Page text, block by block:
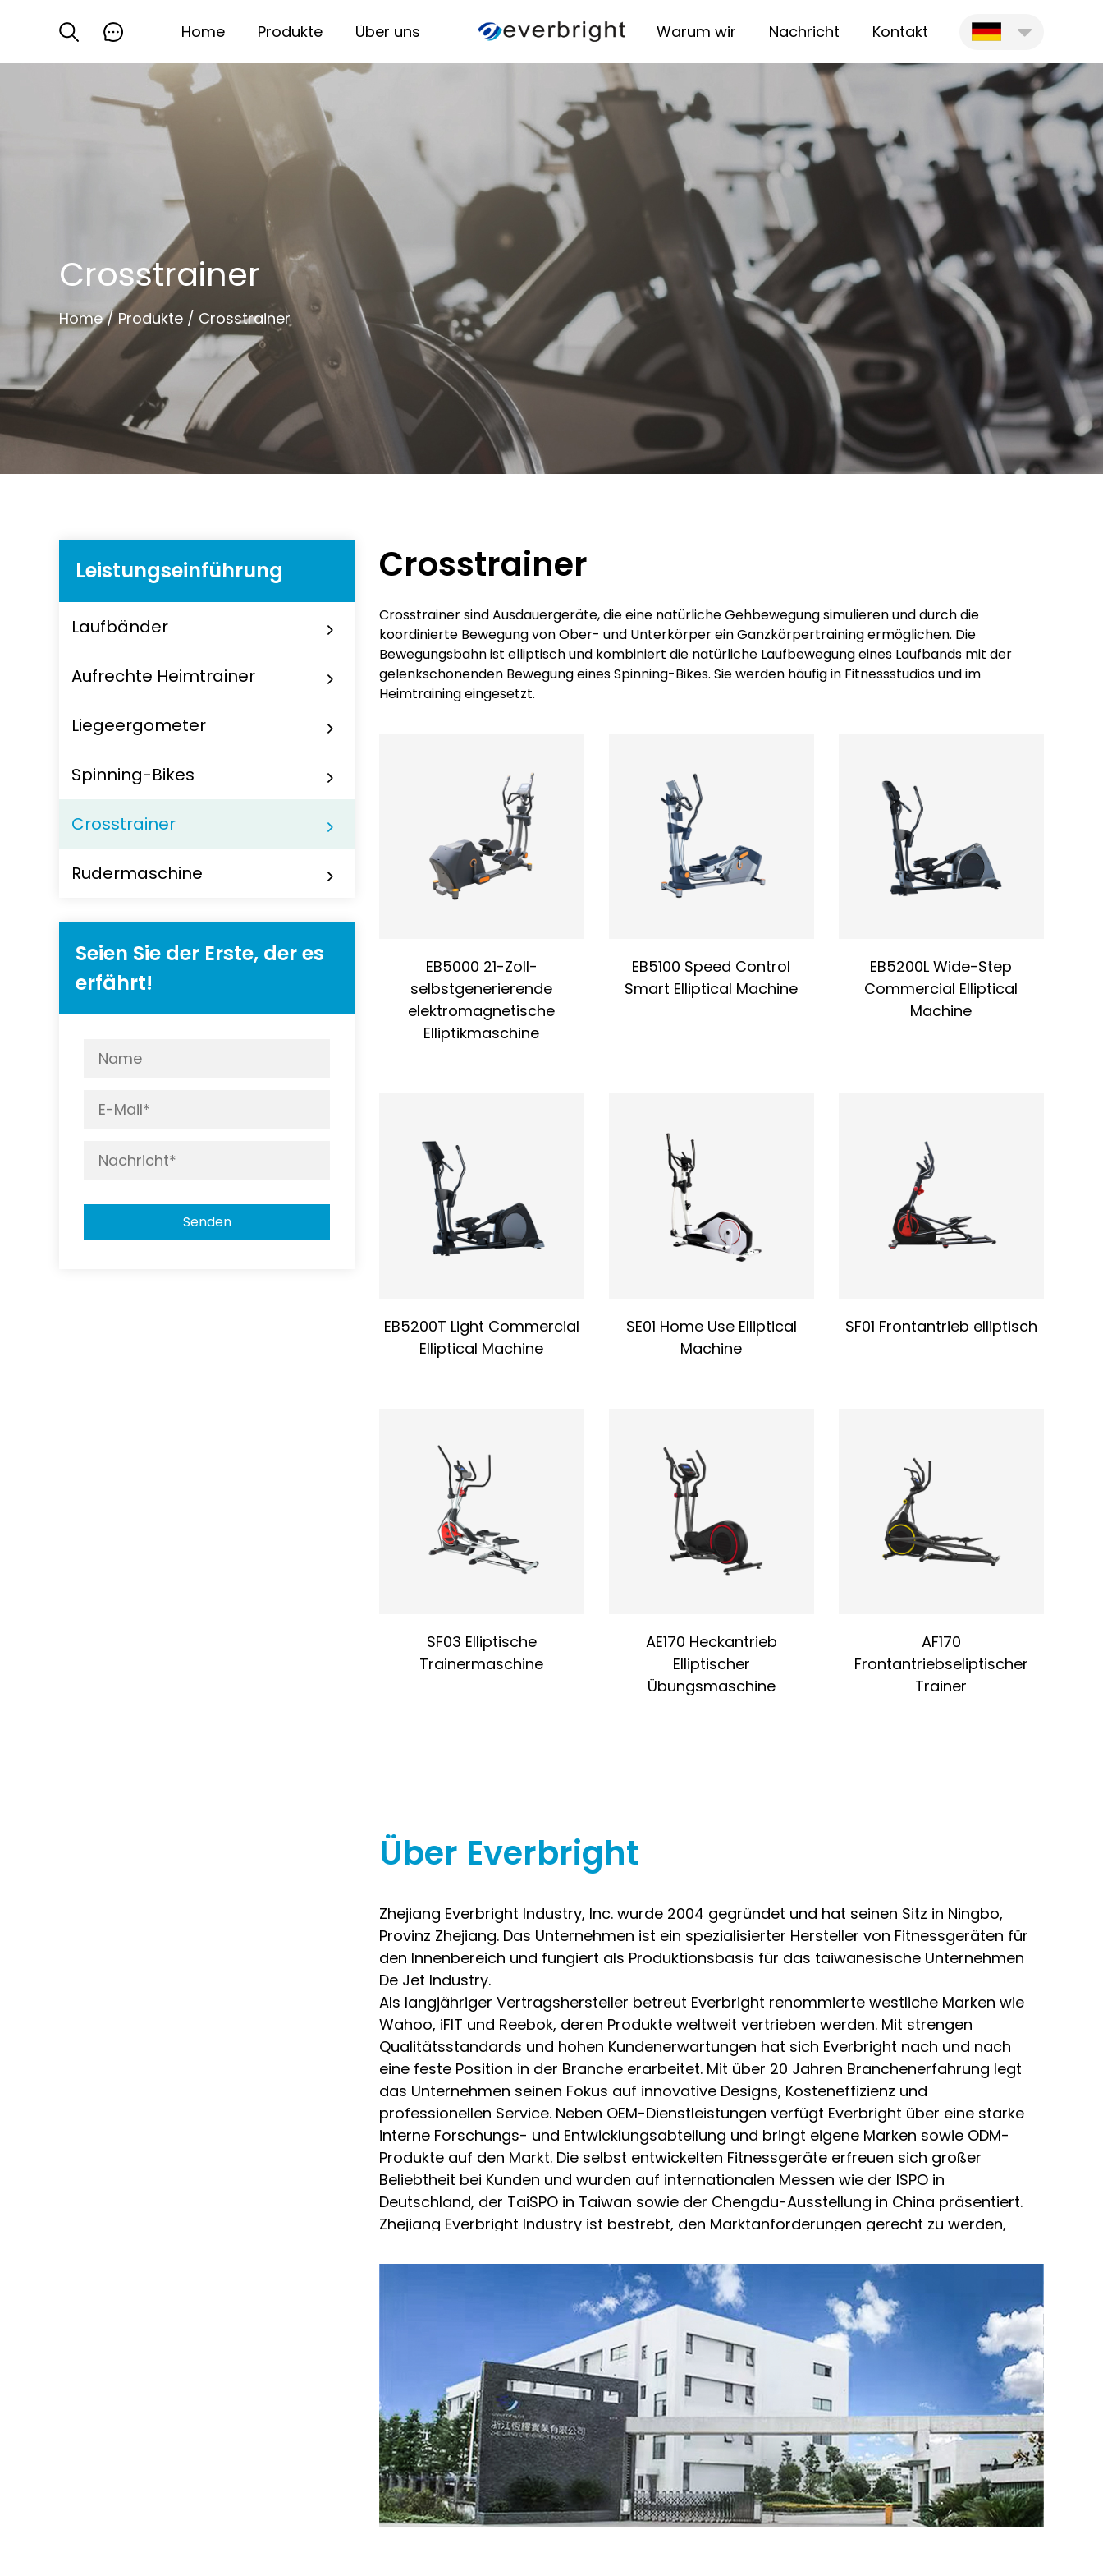
Home Produkte Über uns Warum wir Nachricht Kontakt
Crosstrainer
Home/ Produkte / Crosstrainer
Leistungseinführung
Laufbänder
Aufrechte Heimtrainer
Liegeergometer
Spinning-Bikes
Crosstrainer
Rudermaschine
Seien Sie der Erste, der es
erfährt!
Senden
Crosstrainer
Crosstrainer sind Ausdauergeräte, die eine natürliche Gehbewegung simulieren und durch die
koordinierte Bewegung von Ober- und Unterkörper ein Ganzkörpertraining ermöglichen. Die
Bewegungsbahn ist elliptisch und kombiniert die natürliche Laufbewegung eines Laufbands mit der
gelenkschonenden Bewegung eines Spinning-Bikes. Sie werden häufig in Fitnessstudios und im
Heimtraining eingesetzt.
Sprunggelenke. Dies macht ihn besonders geeignet für Personen mit Knieverletzungen oder
chronischen Erkrankungen und verringert das Verletzungsrisiko beim Training.
2) Geringe Belastung
Im Vergleich zum Laufband ist die Bewegung beim Crosstrainer sanfter und schont die Gelenke.
3) Koordinierte Ganzkörperbewegung
Der Crosstrainer fordert eine gleichzeitige Belastung von Ober- und Unterkörper, was die Herz-
Kreislauf-Funktion stärkt, die Muskel-Ausdauer verbessert und die Körperkoordination fördert.
Vorteile der Nutzung:
Der Crosstrainer verbrennt effektiv Kalorien durch Ausdauertraining, trainiert Gesäß, Oberschenkel,
Waden und die Rumpfmuskulatur und unterstützt so die Ganzkörper-Fettverbrennung und
Körperformung. Regelmäßiges Training mit geringer Intensität verbessert die Ausdauer des Herz-
Kreislauf-Systems und fördert die Durchblutung. Er eignet sich für Rehabilitationsmaßnahmen nach
sich von Operationen erholen.
EB5000 21-Zoll-
selbstgenerierende
elektromagnetische
Elliptikmaschine
EB5100 Speed ​​Control
Smart Elliptical Machine
EB5200L Wide-Step
Commercial Elliptical
Machine
EB5200T Light Commercial
Elliptical Machine
SE01 Home Use Elliptical
Machine
SF01 Frontantrieb elliptisch
SF03 Elliptische
Trainermaschine
AE170 Heckantrieb
Elliptischer
Übungsmaschine
AF170
Frontantriebseliptischer
Trainer
Über Everbright
Zhejiang Everbright Industry, Inc. wurde 2004 gegründet und hat seinen Sitz in Ningbo,
Provinz Zhejiang. Das Unternehmen ist ein spezialisierter Hersteller von Fitnessgeräten für
den Innenbereich und fungiert als Produktionsbasis für das taiwanesische Unternehmen
De Jet Industry.
Als langjähriger Vertragshersteller betreut Everbright renommierte westliche Marken wie
Wahoo, iFIT und Reebok, deren Produkte weltweit vertrieben werden. Mit strengen
Qualitätsstandards und hohen Kundenerwartungen hat sich Everbright nach und nach
eine feste Position in der Branche erarbeitet. Mit über 20 Jahren Branchenerfahrung legt
das Unternehmen seinen Fokus auf innovative Designs, Kosteneffizienz und
professionellen Service. Neben OEM-Dienstleistungen verfügt Everbright über eine starke
interne Forschungs- und Entwicklungsabteilung und bringt eigene Marken sowie ODM-
Produkte auf den Markt. Die selbst entwickelten Fitnessgeräte erfreuen sich großer
Beliebtheit bei Kunden und wurden auf internationalen Messen wie der ISPO in
Deutschland, der TaiSPO in Taiwan sowie der Chengdu-Ausstellung in China präsentiert.
Zhejiang Everbright Industry ist bestrebt, den Marktanforderungen gerecht zu werden,
zusammenzuarbeiten.